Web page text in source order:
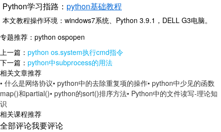
Python学习指路： python基础教程
本文教程操作环境：windows7系统、Python 3.9.1，DELL G3电脑。
专题推荐： python ospopen
上一篇： python os.system执行cmd指令
下一篇： python中subprocess的用法
相关文章推荐
• 什么是网络协议• python中的去除重复项的操作• python中少见的函数
map()和partial()• python的sort()排序方法• Python中的文件读写-理论知
识
相关课程推荐
全部评论我要评论